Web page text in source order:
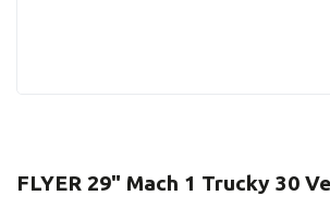
FLYER 29" Mach 1 Trucky 30